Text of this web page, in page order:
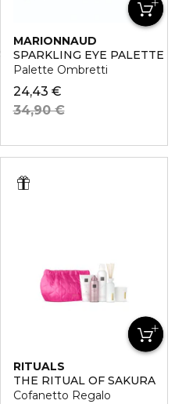
SMALL
MARIONNAUD
SPARKLING EYE PALETTE
Palette Ombretti
24,43 €
34,90 €
RITUALS
THE RITUAL OF SAKURA
Cofanetto Regalo